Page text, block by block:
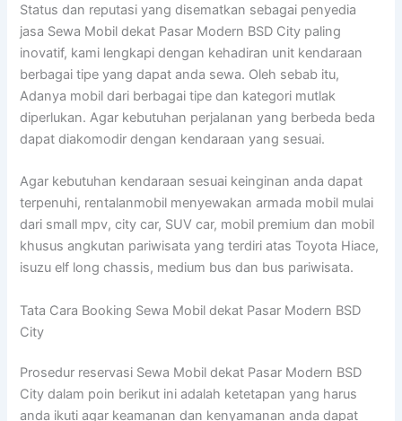
Status dan reputasi yang disematkan sebagai penyedia
jasa Sewa Mobil dekat Pasar Modern BSD City paling
inovatif, kami lengkapi dengan kehadiran unit kendaraan
berbagai tipe yang dapat anda sewa. Oleh sebab itu,
Adanya mobil dari berbagai tipe dan kategori mutlak
diperlukan. Agar kebutuhan perjalanan yang berbeda beda
dapat diakomodir dengan kendaraan yang sesuai.
Agar kebutuhan kendaraan sesuai keinginan anda dapat
terpenuhi, rentalanmobil menyewakan armada mobil mulai
dari small mpv, city car, SUV car, mobil premium dan mobil
khusus angkutan pariwisata yang terdiri atas Toyota Hiace,
isuzu elf long chassis, medium bus dan bus pariwisata.
Tata Cara Booking Sewa Mobil dekat Pasar Modern BSD
City
Prosedur reservasi Sewa Mobil dekat Pasar Modern BSD
City dalam poin berikut ini adalah ketetapan yang harus
anda ikuti agar keamanan dan kenyamanan anda dapat